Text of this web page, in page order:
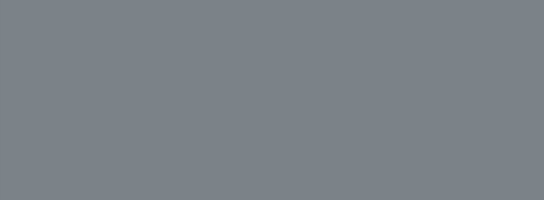
Colun Rallado 40